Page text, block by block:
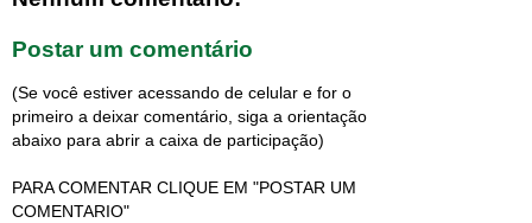
Postar um comentário
(Se você estiver acessando de celular e for o
primeiro a deixar comentário, siga a orientação
abaixo para abrir a caixa de participação)
PARA COMENTAR CLIQUE EM "POSTAR UM
COMENTARIO"